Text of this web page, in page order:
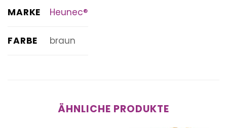
MARKE Heunec®
FARBE braun
ÄHNLICHE PRODUKTE